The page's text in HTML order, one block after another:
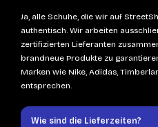
Ja, alle Schuhe, die wir auf
authentisch. Wir arbeiten
zertifizierten Lieferanten
brandneue Produkte zu
Marken wie Nike, Adidas,
entsprechen.
Wie sind die Lieferzeiten?